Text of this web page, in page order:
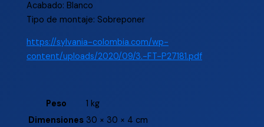
Acabado: Blanco
Tipo de montaje: Sobreponer
https://sylvania-colombia.com/wp-
content/uploads/2020/09/3.-FT-P27181.pdf
Peso
1 kg
Dimensiones 30 × 30 × 4 cm